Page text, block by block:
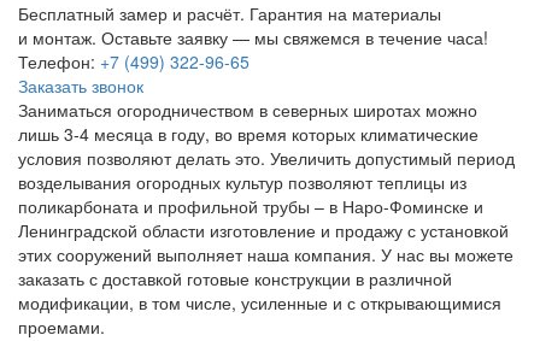
Бесплатный замер и расчёт. Гарантия на материалы
и монтаж. Оставьте заявку — мы свяжемся в течение часа!
Телефон: +7 (499) 322-96-65
Заказать звонок
Заниматься огородничеством в северных широтах можно
лишь 3-4 месяца в году, во время которых климатические
условия позволяют делать это. Увеличить допустимый период
возделывания огородных культур позволяют теплицы из
поликарбоната и профильной трубы – в Наро-Фоминске и
Ленинградской области изготовление и продажу с установкой
этих сооружений выполняет наша компания. У нас вы можете
заказать с доставкой готовые конструкции в различной
модификации, в том числе, усиленные и с открывающимися
проемами.